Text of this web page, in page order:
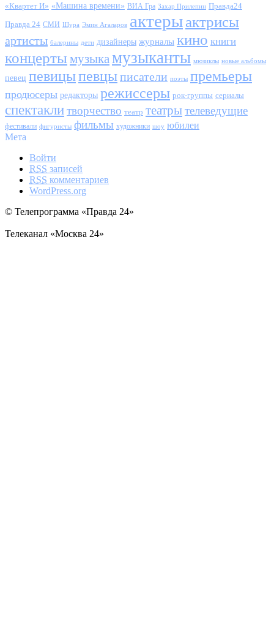
«Квартет И» «Машина времени» ВИА Гра Захар Прилепин Правда24
Правда 24 СМИ Шура Эмин Агаларов актерыактрисы
артисты балерины дети дизайнеры журналы кино книги
концерты музыка музыканты мюзиклы новые альбомы
певец певицыпевцыписатели поэты премьеры
продюсеры редакторы режиссеры рок-группы сериалы
спектаклитворчество театр театрытелеведущие
фестивали фигуристы фильмы художники шоу юбилеи
Мета
Войти
RSS записей
RSS комментариев
WordPress.org
© Телепрограмма «Правда 24»
Телеканал «Москва 24»